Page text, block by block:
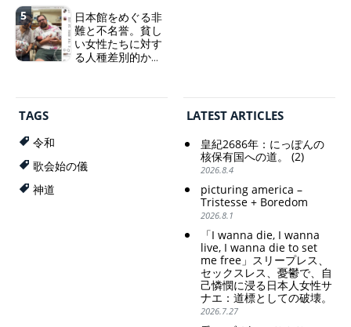
guidepost.
Finance Minister
KATAYAMA Satsuki
should be fired
immediately! Today: 1
Special Account happy" -
Becoming a Nuclear
Power. (2)
5
日本館をめぐる非
難と不名誉。貧し
い女性たちに対す
る人種差別的かつ
surrounding the Japan
TAGS
令和
歌会始の儀
神道
LATEST ARTICLES
皇紀2686年：にっぽんの
核保有国への道。 (2)
2026.8.4
picturing america –
Tristesse + Boredom
2026.8.1
「I wanna die, I wanna
live, I wanna die to set
me free」スリープレス、
セックスレス、憂鬱で、自
己憐憫に浸る日本人女性サ
ナエ：道標としての破壊。
2026.7.27